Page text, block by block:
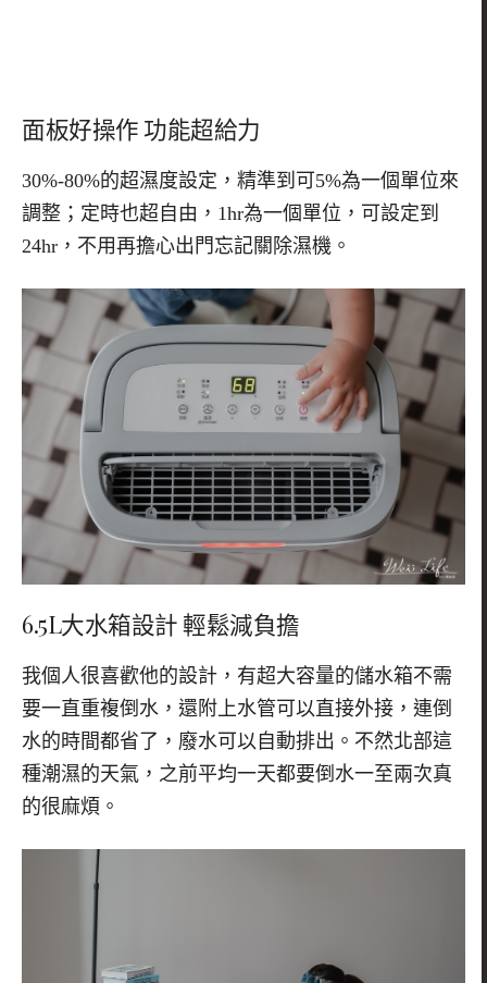
面板好操作 功能超給力
30%-80%的超濕度設定，精準到可5%為一個單位來
調整；定時也超自由，1hr為一個單位，可設定到
24hr，不用再擔心出門忘記關除濕機。
6.5L大水箱設計 輕鬆減負擔
我個人很喜歡他的設計，有超大容量的儲水箱不需
要一直重複倒水，還附上水管可以直接外接，連倒
水的時間都省了，廢水可以自動排出。不然北部這
種潮濕的天氣，之前平均一天都要倒水一至兩次真
的很麻煩。